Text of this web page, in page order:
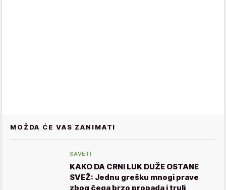
MOŽDA ĆE VAS ZANIMATI
SAVETI
KAKO DA CRNI LUK DUŽE OSTANE
SVEŽ: Jednu grešku mnogi prave
zbog čega brzo propada i truli